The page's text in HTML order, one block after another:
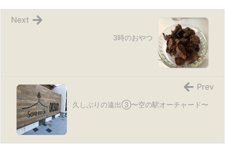
3時のおやつ
Next
久しぶりの遠出③〜空の駅オーチャード〜
Prev